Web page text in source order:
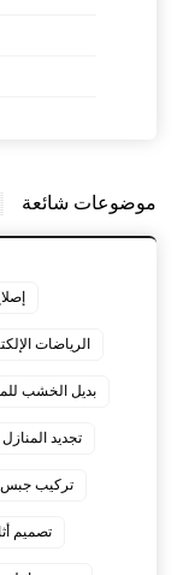
موضوعات شائعة
الرياضات
بديل الخشب
تجديد
تركيب جبس
تصميم